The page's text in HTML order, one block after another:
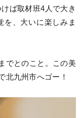
ば取材班4人で大き
を、大いに楽しみま
でとのこと。この美
北九州市へゴー！